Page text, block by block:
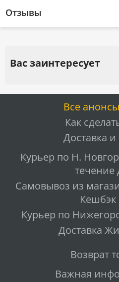
Отзывы
Вас заинтересует
Все
Как
Доставка и
Курьер по Н.
течение
Самовывоз из
Кешбэк
Курьер по
Доставка
Возврат
Важная